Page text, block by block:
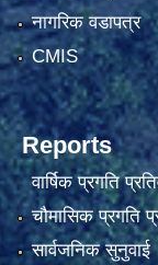
नागरिक वडापत्र
CMIS
Reports
वार्षिक प्रगति
चौमासिक प्रगति
सार्वजनिक सुनुवाई